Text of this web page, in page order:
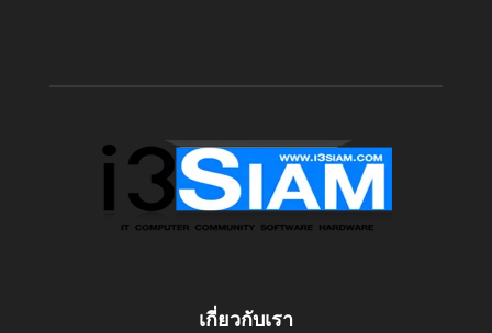
เกี่ยวกับเรา